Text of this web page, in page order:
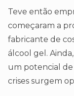
Teve então
começaram a
fabricante de
álcool gel.
um potencial de
crises surgem